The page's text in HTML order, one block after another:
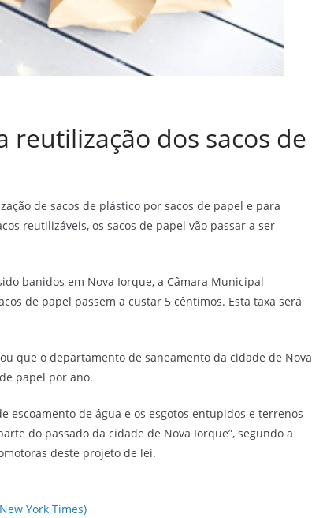
reutilização dos sacos de
de sacos de plástico por sacos de papel e para
reutilizáveis, os sacos de papel vão passar a ser
banidos em Nova Iorque, a Câmara Municipal
de papel passem a custar 5 cêntimos. Esta taxa será
que o departamento de saneamento da cidade de Nova
papel por ano.
escoamento de água e os esgotos entupidos e terrenos
do passado da cidade de Nova Iorque”, segundo a
deste projeto de lei.
York Times)